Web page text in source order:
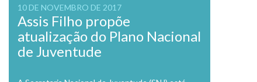
10 DE NOVEMBRO DE 2017
Assis Filho propõe
atualização do Plano Nacional
de Juventude